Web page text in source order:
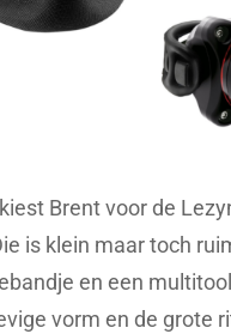
Brent voor de
is klein maar toch
en een
vorm en de grote